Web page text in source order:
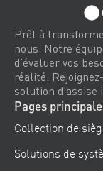
Prêt à
nous. Notre
d’évaluer vos
réalité.
solution d’assise
Pages
Collection de
Solutions de